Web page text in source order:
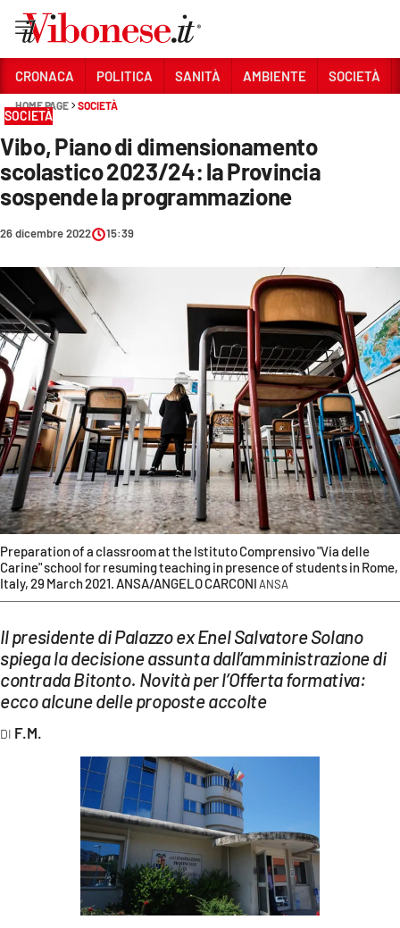
Sezioni
CRONACA
POLITICA
SOCIETÀ
CULTURA
ECONOMIA E LAVORO
EVENTI
SPORT
Streaming
LAC TV
LAC NETWORK
LaC
Network
LACPLAY.IT
LACONAIR.IT
LACITYMAG.IT
ILREGGINO.IT
COSENZACHANNEL.IT
CRONACA POLITICA SANITÀ AMBIENTE SOCIETÀ
HOME PAGE SOCIETÀ
SOCIETÀ
Vibo, Piano di dimensionamento
scolastico 2023/24: la Provincia
sospende la programmazione
Preparation of a classroom at the Istituto Comprensivo "Via delle
Carine" school for resuming teaching in presence of students in Rome,
Italy, 29 March 2021. ANSA/ANGELO CARCONIANSA
26 dicembre 2022 15:39
Il presidente di Palazzo ex Enel Salvatore Solano
spiega la decisione assunta dall’amministrazione di
contrada Bitonto. Novità per l’Offerta formativa:
ecco alcune delle proposte accolte
F.M.